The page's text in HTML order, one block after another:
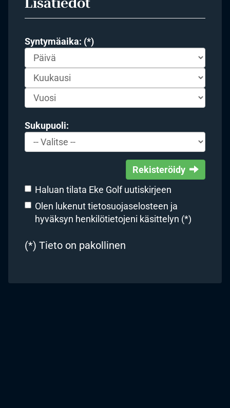
Syntymäaika: (*)
Sukupuoli:
Rekisteröidy
Haluan tilata Eke Golf uutiskirjeen
Olen lukenuttietosuojaselosteen ja
hyväksyn henkilötietojeni käsittelyn (*)
(*) Tieto on pakollinen